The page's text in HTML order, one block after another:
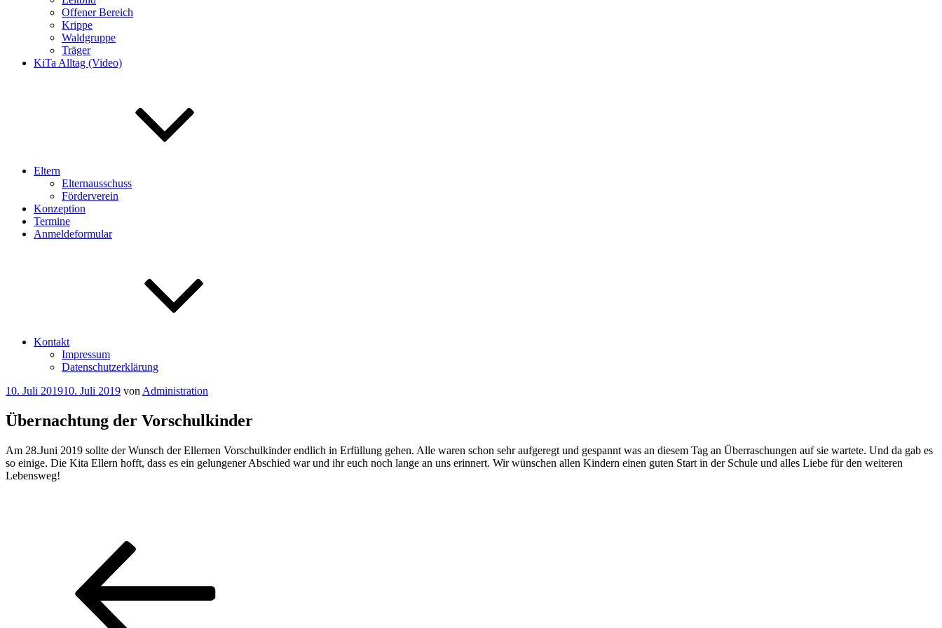
Offener Bereich
Krippe
Waldgruppe
Träger
KiTa Alltag (Video)
Eltern
Elternausschuss
Förderverein
Konzeption
Termine
Anmeldeformular
Kontakt
Impressum
Datenschutzerklärung
Veröffentlicht
10. Juli 201910. Juli 2019 von Administration
Übernachtung der Vorschulkinder
Am 28.Juni 2019 sollte der Wunsch der Ellernen Vorschulkinder endlich in Erfüllung gehen. Alle waren schon sehr aufgeregt und gespannt was an diesem Tag an Überraschungen auf sie wartete. Und da gab es
so einige. Die Kita Ellern hofft, dass es ein gelungener Abschied war und ihr euch noch lange an uns erinnert. Wir wünschen allen Kindern einen guten Start in der Schule und alles Liebe für den weiteren
Lebensweg!
Beitragsnavigation